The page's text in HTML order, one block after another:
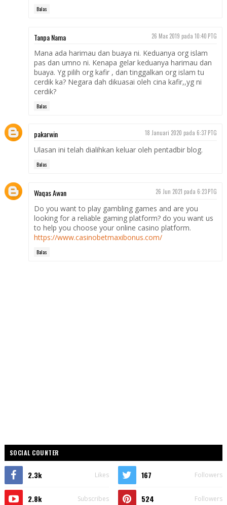
Balas
Tanpa Nama 26 Mac 2019 pada 10:40 PTG
Mana ada harimau dan buaya ni. Keduanya org islam
pas dan umno ni. Kenapa gelar keduanya harimau dan
buaya. Yg pilih org kafir , dan tinggalkan org islam tu
cerdik ka? Negara dah dikuasai oleh cina kafir,,yg ni
cerdik?
Balas
pakarwin 18 Januari 2020 pada 6:37 PTG
Ulasan ini telah dialihkan keluar oleh pentadbir blog.
Balas
Waqas Awan 26 Jun 2021 pada 6:23 PTG
Do you want to play gambling games and are you
looking for a reliable gaming platform? do you want us
to help you choose your online casino platform.
https://www.casinobetmaxibonus.com/
Balas
SOCIAL COUNTER
2.3k Likes 167 Followers
2.8k Subscribes 524 Followers